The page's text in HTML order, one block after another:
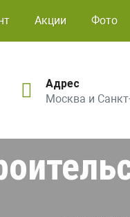
Акции Фото
Адрес
Москва и